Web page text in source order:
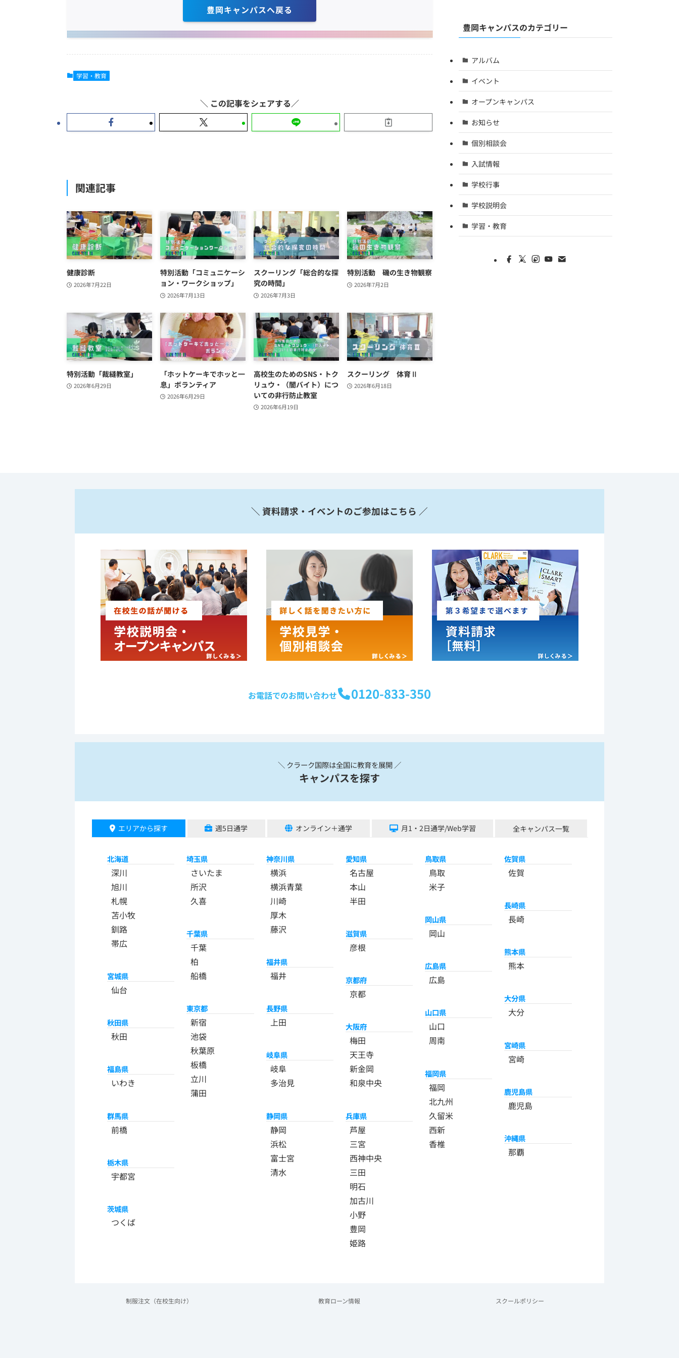
豊岡キャンパスへ戻る
学習・教育
関連記事
健康診断
2026年7月22日
特別活動「コミュニケーシ
ョン・ワークショップ」
2026年7月13日
スクーリング「総合的な探
究の時間」
2026年7月3日
特別活動 磯の生き物観察
2026年7月2日
特別活動「裁縫教室」
2026年6月29日
「ホットケーキでホッと一
息」ボランティア
2026年6月29日
高校生のためのSNS・トク
リュウ・（闇バイト）につ
いての非行防止教室
2026年6月19日
スクーリング 体育Ⅱ
2026年6月18日
豊岡キャンパスのカテゴリー
アルバム
イベント
オープンキャンパス
お知らせ
個別相談会
入試情報
学校行事
学校説明会
学習・教育
＼ 資料請求・イベントのご参加はこちら ／
お電話でのお問い合わせ 0120-833-350
＼ クラーク国際は全国に教育を展開 ／
キャンパスを探す
エリアから探す 週5日通学 オンライン＋通学 月1・2日通学/Web学習 全キャンパス一覧
北海道
深川
旭川
札幌
苫小牧
釧路
帯広
宮城県
仙台
秋田県
秋田
福島県
いわき
群馬県
前橋
栃木県
宇都宮
茨城県
つくば
埼玉県
さいたま
所沢
久喜
千葉県
千葉
柏
船橋
東京都
新宿
池袋
秋葉原
板橋
立川
蒲田
神奈川県
横浜
横浜青葉
川崎
厚木
藤沢
福井県
福井
長野県
上田
岐阜県
岐阜
多治見
静岡県
静岡
浜松
富士宮
清水
愛知県
名古屋
本山
半田
滋賀県
彦根
京都府
京都
大阪府
梅田
天王寺
新金岡
和泉中央
兵庫県
芦屋
三宮
西神中央
三田
明石
加古川
小野
豊岡
姫路
鳥取県
鳥取
米子
岡山県
岡山
広島県
広島
山口県
山口
周南
福岡県
福岡
北九州
久留米
西新
香椎
佐賀県
佐賀
長崎県
長崎
熊本県
熊本
大分県
大分
宮崎県
宮崎
鹿児島県
鹿児島
沖縄県
那覇
制服注文（在校生向け） 教育ローン情報 スクールポリシー